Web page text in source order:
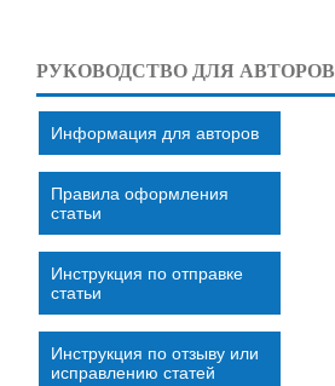
РУКОВОДСТВО ДЛЯ АВТОРОВ
Информация для авторов
Правила оформления
статьи
Инструкция по отправке
статьи
Инструкция по отзыву или
исправлению статей